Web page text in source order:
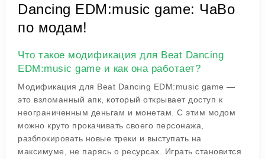
Dancing EDM:music game: ЧаВо
по модам!
Что такое модификация для Beat Dancing
EDM:music game и как она работает?
Модификация для Beat Dancing EDM:music game —
это взломанный апк, который открывает доступ к
неограниченным деньгам и монетам. С этим модом
можно круто прокачивать своего персонажа,
разблокировать новые треки и выступать на
максимуме, не парясь о ресурсах. Играть становится